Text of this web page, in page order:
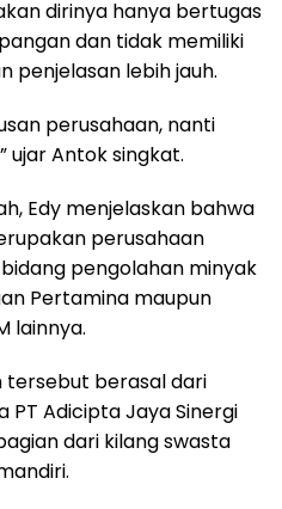
dirinya hanya bertugas
dan tidak memiliki
penjelasan lebih jauh.
perusahaan, nanti
ujar Antok singkat.
Edy menjelaskan bahwa
perusahaan
pengolahan minyak
Pertamina maupun
lainnya.
tersebut berasal dari
PT Adicipta Jaya Sinergi
dari kilang swasta